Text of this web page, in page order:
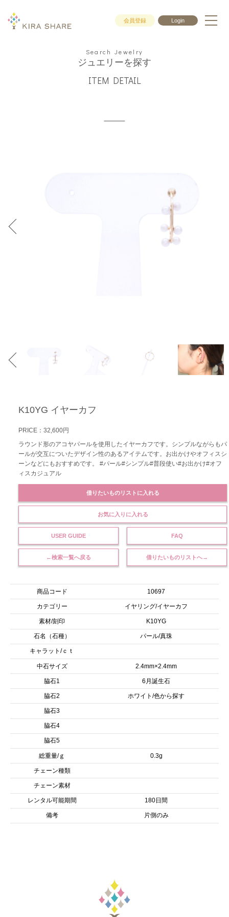
会員登録 Login
Search Jewelry
ジュエリーを探す
ITEM DETAIL
K10YG イヤーカフ
PRICE：32,600円
ラウンド形のアコヤパールを使用したイヤーカフです。シンプルながらもパ
ールが交互についたデザイン性のあるアイテムです。お出かけやオフィスシ
ーンなどにもおすすめです。 #パール#シンプル#普段使い#お出かけ#オフ
ィスカジュアル
借りたいものリストに入れる
お気に入りに入れる
USER GUIDE FAQ
←検索一覧へ戻る 借りたいものリストへ→
商品コード 10697
カテゴリー イヤリング/イヤーカフ
素材/刻印 K10YG
石名（石種） パール/真珠
キャラット/ｃｔ
中石サイズ 2.4mm×2.4mm
脇石1 6月誕生石
脇石2 ホワイト/色から探す
脇石3
脇石4
脇石5
総重量/ｇ 0.3g
チェーン種類
チェーン素材
レンタル可能期間 180日間
備考 片側のみ